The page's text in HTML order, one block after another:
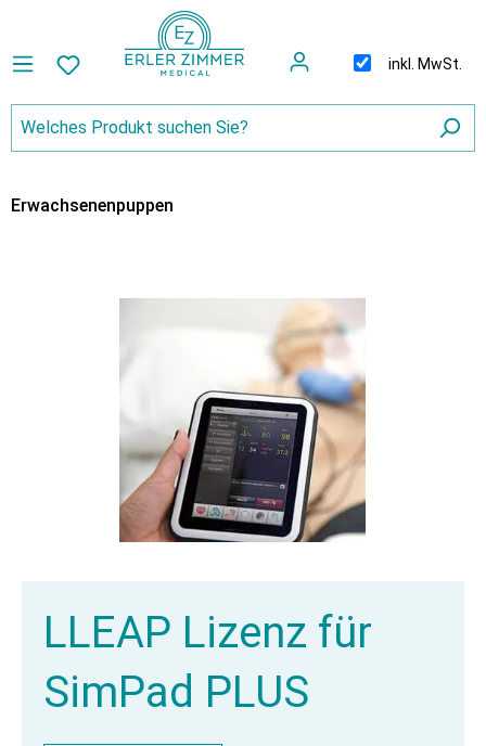
inkl. MwSt.
Erwachsenenpuppen
LLEAP Lizenz für
SimPad PLUS